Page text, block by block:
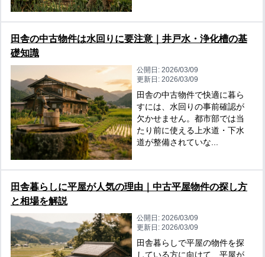
田舎の中古物件は水回りに要注意｜井戸水・浄化槽の基
礎知識
公開日: 2026/03/09
更新日: 2026/03/09
田舎の中古物件で快適に暮ら
すには、水回りの事前確認が
欠かせません。都市部では当
たり前に使える上水道・下水
道が整備されていな...
田舎暮らしに平屋が人気の理由｜中古平屋物件の探し方
と相場を解説
公開日: 2026/03/09
更新日: 2026/03/09
田舎暮らしで平屋の物件を探
している方に向けて、平屋が